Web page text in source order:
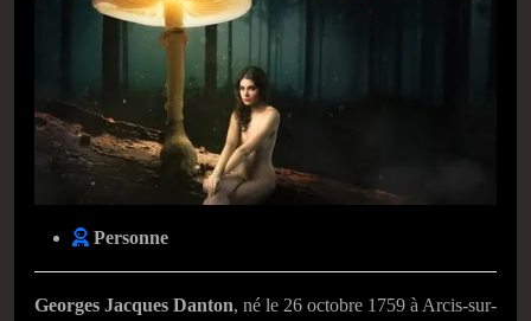
Personne
Georges Jacques Danton, né le 26 octobre 1759 à Arcis-sur-